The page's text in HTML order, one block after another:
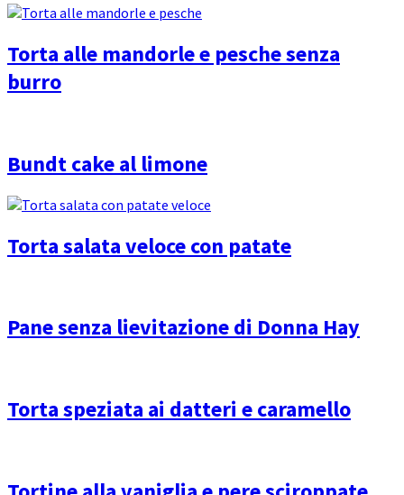
Torta alle mandorle e pesche senza
burro
Bundt cake al limone
Torta salata veloce con patate
Pane senza lievitazione di Donna Hay
Torta speziata ai datteri e caramello